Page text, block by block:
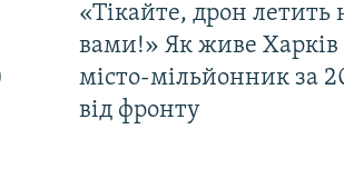
«Тікайте, дрон летить
вами!» Як живе Харків
місто-мільйонник за
від фронту